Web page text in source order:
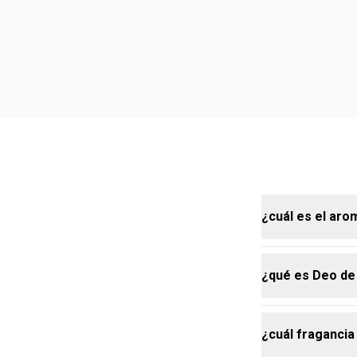
¿cuál es el
la fragancia
cremosas
¿qué es Deo
Deo de
¿cuál